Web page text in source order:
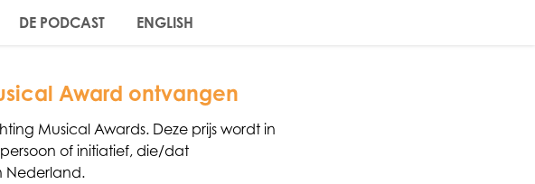
DE PODCAST ENGLISH
Award ontvangen
Musical Awards. Deze prijs wordt in
of initiatief, die/dat
Nederland.